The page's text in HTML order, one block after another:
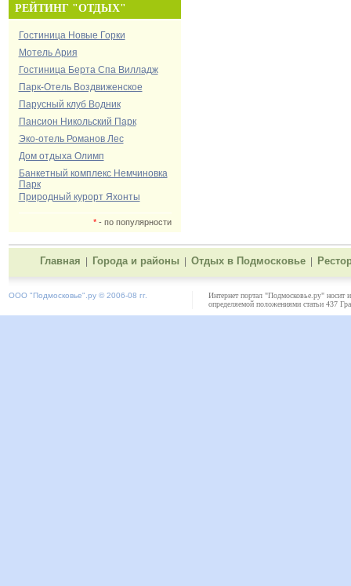
РЕЙТИНГ "ОТДЫХ"
Гостиница Новые Горки
Мотель Ария
Гостиница Берта Спа Вилладж
Парк-Отель Воздвиженское
Парусный клуб Водник
Пансион Никольский Парк
Эко-отель Романов Лес
Дом отдыха Олимп
Банкетный комплекс Немчиновка
Парк
Природный курорт Яхонты
*- по популярности
Главная Города и районы Отдых в Подмосковье
ООО "Подмосковье" .ру © 2006-08 гг.
Интернет портал "Подмосковье.ру" носит
определяемой положениями статьи 437